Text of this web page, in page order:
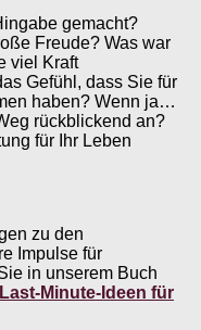
gemacht?
Freude? Was war
viel Kraft
Gefühl, dass Sie für
haben? Wenn ja…
rückblickend an?
für Ihr Leben
zu den
Impulse für
in unserem Buch
Minute-Ideen für